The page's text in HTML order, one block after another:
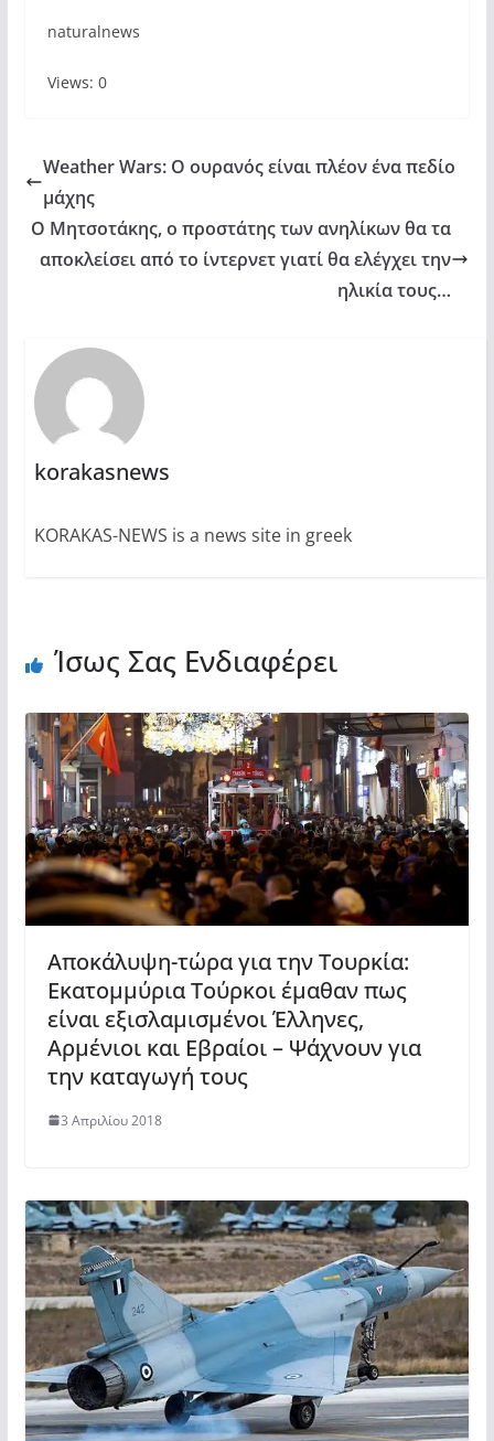
naturalnews
Views: 0
Weather Wars: Ο ουρανός είναι πλέον ένα πεδίο
μάχης
Ο Μητσοτάκης, ο προστάτης των ανηλίκων θα τα
αποκλείσει από το ίντερνετ γιατί θα ελέγχει την
ηλικία τους…
korakasnews
KORAKAS-NEWS is a news site in greek
Ίσως Σας Ενδιαφέρει
Αποκάλυψη-τώρα για την Τουρκία:
Εκατομμύρια Τούρκοι έμαθαν πως
είναι εξισλαμισμένοι Έλληνες,
Αρμένιοι και Εβραίοι – Ψάχνουν για
την καταγωγή τους
3 Απριλίου 2018